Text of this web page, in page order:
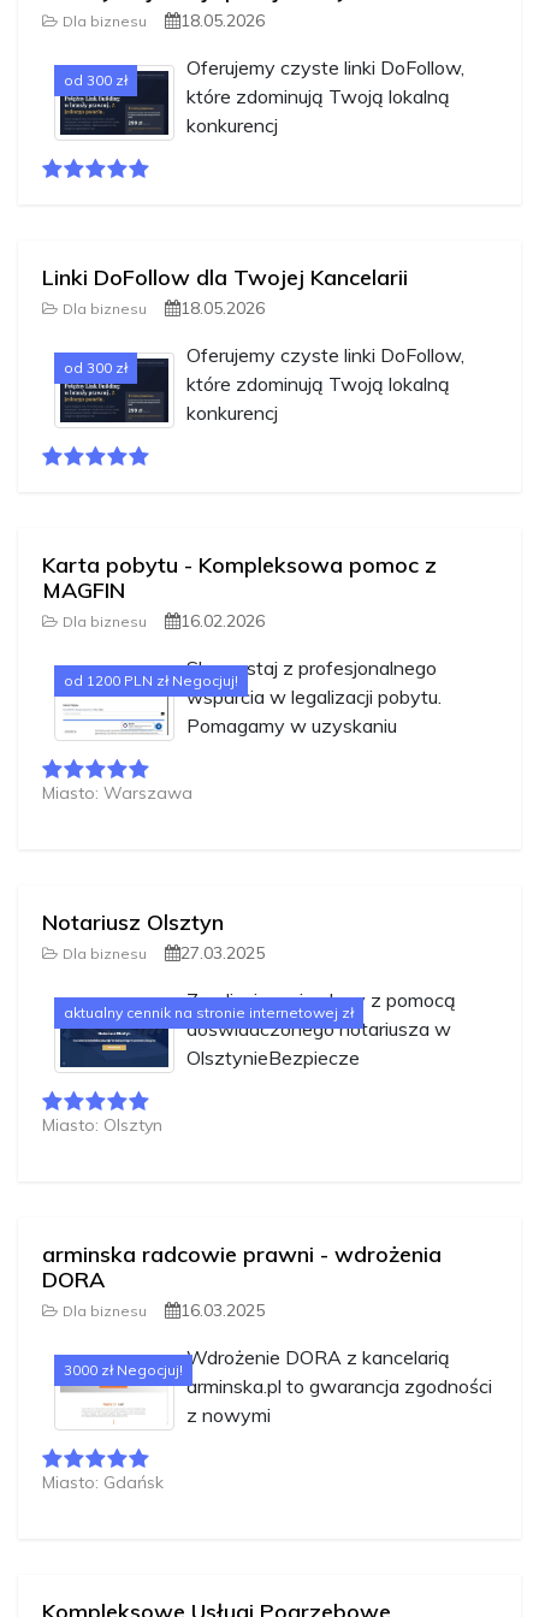
Dla biznesu 18.05.2026
od 300 zł
Oferujemy czyste linki DoFollow,
które zdominują Twoją lokalną
konkurencj
Linki DoFollow dla Twojej Kancelarii
Dla biznesu 18.05.2026
od 300 zł
Oferujemy czyste linki DoFollow,
które zdominują Twoją lokalną
konkurencj
Karta pobytu - Kompleksowa pomoc z
MAGFIN
Dla biznesu 16.02.2026
od 1200 PLN zł Negocjuj!
Skorzystaj z profesjonalnego
wsparcia w legalizacji pobytu.
Pomagamy w uzyskaniu
Miasto: Warszawa
Notariusz Olsztyn
Dla biznesu 27.03.2025
aktualny cennik na stronie internetowej zł
Zrealizuj swoje plany z pomocą
doświadczonego notariusza w
OlsztynieBezpiecze
Miasto: Olsztyn
arminska radcowie prawni - wdrożenia
DORA
Dla biznesu 16.03.2025
3000 zł Negocjuj!
Wdrożenie DORA z kancelarią
arminska.pl to gwarancja zgodności
z nowymi
Miasto: Gdańsk